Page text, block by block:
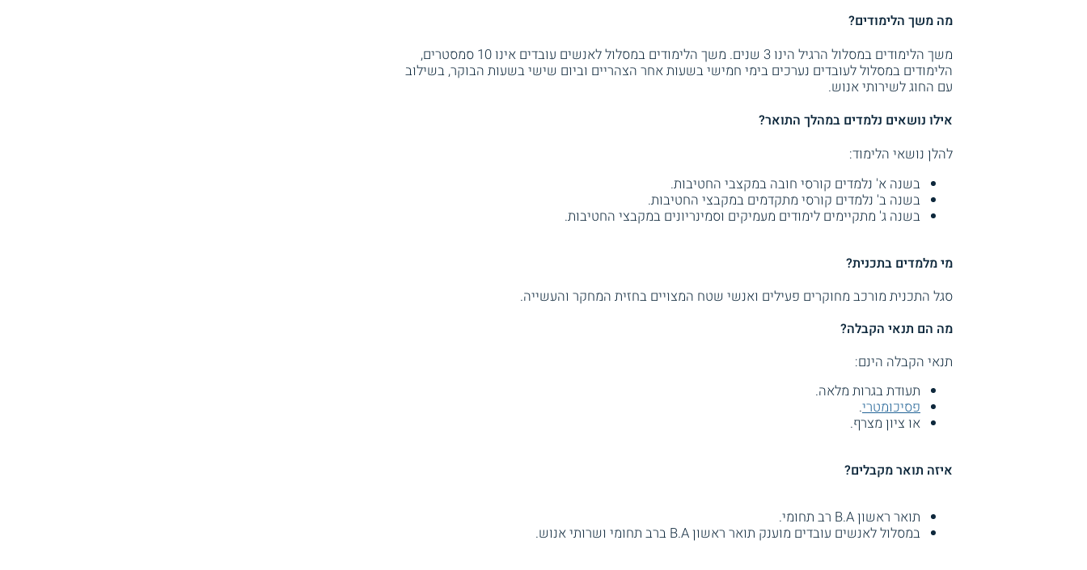
מה משך הלימודים?
משך הלימודים במסלול הרגיל הינו 3 שנים. משך הלימודים במסלול לאנשים עובדים אינו 10 סמסטרים,
הלימודים במסלול לעובדים נערכים בימי חמישי בשעות אחר הצהריים וביום שישי בשעות הבוקר, בשילוב
עם החוג לשירותי אנוש.
אילו נושאים נלמדים במהלך התואר?
להלן נושאי הלימוד:
בשנה א' נלמדים קורסי חובה במקצבי החטיבות.
בשנה ב' נלמדים קורסי מתקדמים במקבצי החטיבות.
בשנה ג' מתקיימים לימודים מעמיקים וסמינריונים במקבצי החטיבות.
מי מלמדים בתכנית?
סגל התכנית מורכב מחוקרים פעילים ואנשי שטח המצויים בחזית המחקר והעשייה.
מה הם תנאי הקבלה?
תנאי הקבלה הינם:
תעודת בגרות מלאה.
פסיכומטרי.
או ציון מצרף.
איזה תואר מקבלים?
תואר ראשון B.A רב תחומי.
במסלול לאנשים עובדים מוענק תואר ראשון B.A ברב תחומי ושרותי אנוש.